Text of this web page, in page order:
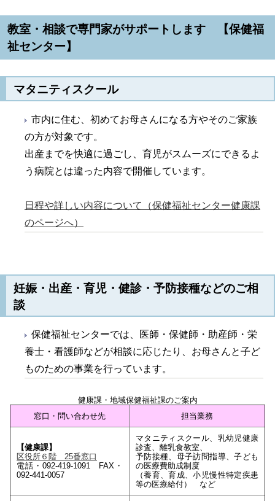
教室・相談で専門家がサポートします 【保健福
祉センター】
マタニティスクール
市内に住む、初めてお母さんになる方やそのご家族
の方が対象です。
出産までを快適に過ごし、育児がスムーズにできるよ
う病院とは違った内容で開催しています。
日程や詳しい内容について（保健福祉センター健康課
のページへ）
妊娠・出産・育児・健診・予防接種などのご相
談
保健福祉センターでは、医師・保健師・助産師・栄
養士・看護師などが相談に応じたり、お母さんと子ど
ものための事業を行っています。
健康課・地域保健福祉課のご案内
窓口・問い合わせ先
担当業務
【健康課】
区役所６階 25番窓口
電話・092-419-1091 FAX・
092-441-0057
マタニティスクール、乳幼児健康
診査、離乳食教室、
予防接種、母子訪問指導、子ども
の医療費助成制度
（養育、育成、小児慢性特定疾患
等の医療給付） など